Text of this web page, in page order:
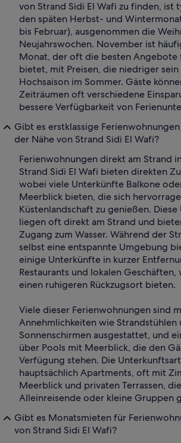
von Strand Sidi El Wafi zu finden, ist
den späten Herbst- und
bis Februar), ausgenommen die
Neujahrswochen. November ist
Monat, der oft die besten Angebote
bietet, mit Preisen, die niedriger sein
Hochsaison im Sommer. Gäste
Zeiträumen oft verschiedene
bessere Verfügbarkeit von
Gibt es erstklassige
der Nähe von Strand Sidi El Wafi?
Ferienwohnungen direkt am Strand
Strand Sidi El Wafi bieten direkten
wobei viele Unterkünfte Balkone
Meerblick bieten, die sich
Küstenlandschaft zu genießen.
liegen oft direkt am Strand und
Zugang zum Wasser. Während der
selbst eine entspannte Umgebung
einige Unterkünfte in kurzer
Restaurants und lokalen
einen ruhigeren Rückzugsort bieten.
Viele dieser Ferienwohnungen sind
Annehmlichkeiten wie Strandstühlen
Sonnenschirmen ausgestattet, und
über Pools mit Meerblick, die den
Verfügung stehen. Die
hauptsächlich Apartments, oft mit
Meerblick und privaten Terrassen,
Alleinreisende oder kleine Gruppen
Gibt es Monatsmieten für
von Strand Sidi El Wafi?